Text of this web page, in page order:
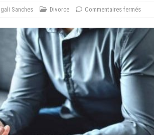
Sanches Divorce Commentaires fermés